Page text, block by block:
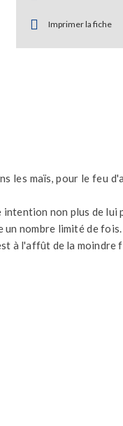
Imprimer la fiche
les maïs, pour le feu
intention non plus de lui
nombre limité de
à l'affût de la moindre